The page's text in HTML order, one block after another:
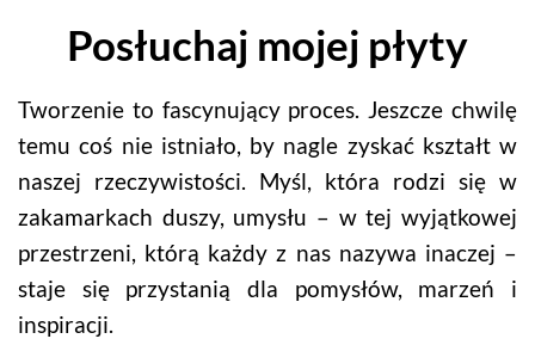
Posłuchaj mojej płyty
Tworzenie to fascynujący proces. Jeszcze chwilę
temu coś nie istniało, by nagle zyskać kształt w
naszej rzeczywistości. Myśl, która rodzi się w
zakamarkach duszy, umysłu – w tej wyjątkowej
przestrzeni, którą każdy z nas nazywa inaczej –
staje się przystanią dla pomysłów, marzeń i
inspiracji.